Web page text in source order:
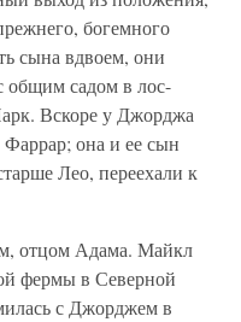
богемного
сына вдвоем, они
общим садом в лос-
Вскоре у Джорджа
она и ее сын
Лео, переехали к
отцом Адама. Майкл
фермы в Северной
с Джорджем в